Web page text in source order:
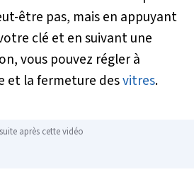
être pas, mais en appuyant
clé et en suivant une
vous pouvez régler à
et la fermeture desvitres.
après cette vidéo